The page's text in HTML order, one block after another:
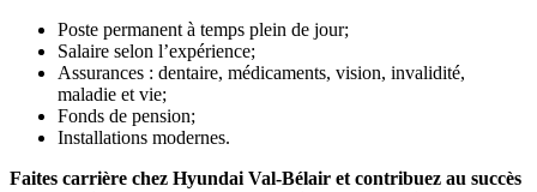
Poste permanent à temps plein de jour;
Salaire selon l’expérience;
Assurances : dentaire, médicaments, vision, invalidité,
maladie et vie;
Fonds de pension;
Installations modernes.
Faites carrière chez Hyundai Val‑Bélair et contribuez au succès